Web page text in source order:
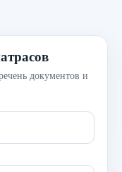
документов и